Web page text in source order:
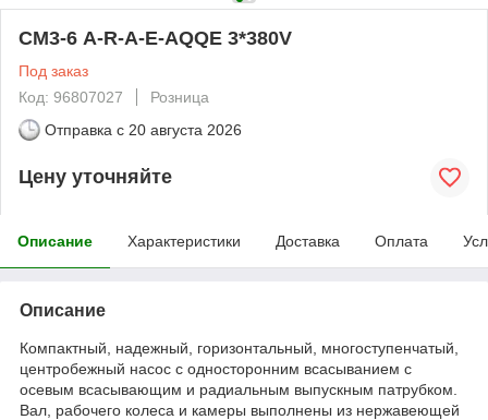
СМ3-6 A-R-A-E-AQQE 3*380V
Под заказ
Код: 96807027
Розница
Отправка с 20 августа 2026
Цену уточняйте
Описание Характеристики Доставка Оплата
Описание
Компактный, надежный, горизонтальный, многоступенчатый,
центробежный насос с односторонним всасыванием с
осевым всасывающим и радиальным выпускным патрубком.
Вал, рабочего колеса и камеры выполнены из нержавеющей